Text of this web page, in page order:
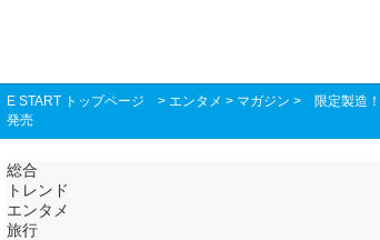
E START トップページ > エンタメ > マガジン > 限定製造
発売
総合
トレンド
エンタメ
旅行